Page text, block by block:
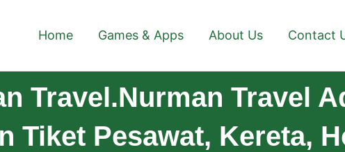
Home Games & Apps About Us Contact
Travel.nurman Travel
Tiket Pesawat, Kereta,